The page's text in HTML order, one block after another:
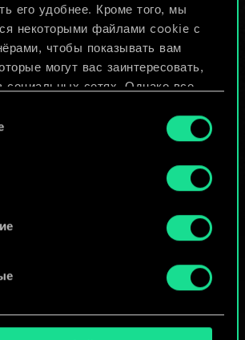
его удобнее. Кроме того, мы
некоторыми файлами cookie с
чтобы показывать вам
могут вас заинтересовать,
социальных сетях. Однако все
информацию о том, как мы
файлы cookie, и изменить
Изменить колоду
ИЛИ